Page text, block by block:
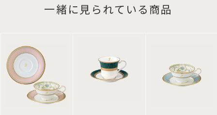
一緒に見られている商品